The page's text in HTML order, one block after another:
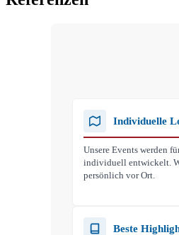
Individuelle
Unsere Events werden
individuell entwickelt.
persönlich vor Ort.
Beste